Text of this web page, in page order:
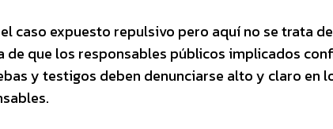
caso expuesto repulsivo pero aquí no se trata
que los responsables públicos implicados
y testigos deben denunciarse alto y claro en